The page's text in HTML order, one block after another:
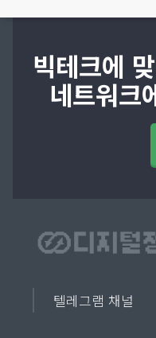
빅테크에
네트워크
텔레그램 채널